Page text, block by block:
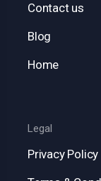
Contact us
Blog
Home
Legal
Privacy Policy